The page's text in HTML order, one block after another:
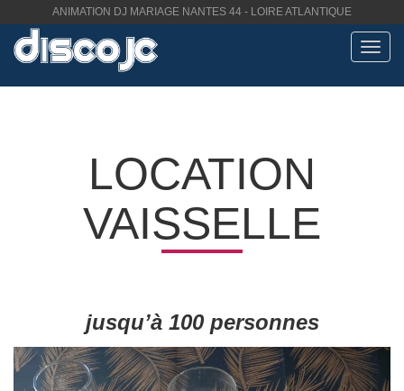
ANIMATION DJ MARIAGE NANTES 44 - LOIRE ATLANTIQUE
LOCATION
VAISSELLE
jusqu’à 100 personnes